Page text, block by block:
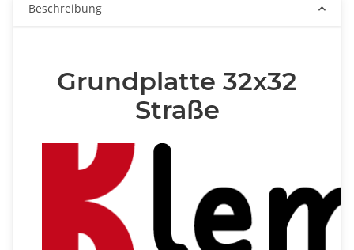
Beschreibung
Grundplatte 32x32
Straße